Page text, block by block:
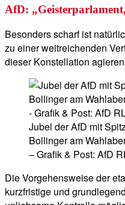
AfD:
Besonders scharf ist
zu einer weitreichenden
dieser Konstellation
Jubel der AfD mit
Bollinger am
– Grafik & Post: AfD
Die Vorgehensweise der
kurzfristige und